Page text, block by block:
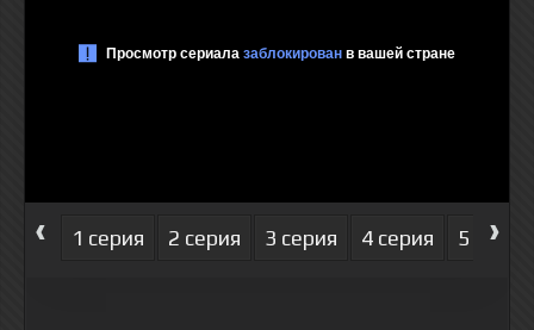
‹ 1 серия 2 серия 3 серия 4 серия 5 серия
›